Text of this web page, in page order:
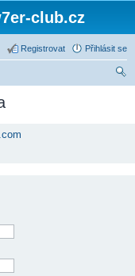
club.cz
Přihlásit se
Registrovat